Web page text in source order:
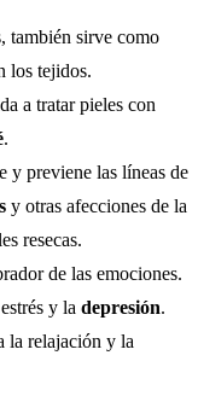
también sirve como
los tejidos.
a tratar pieles con
.
y previene las líneas de
y otras afecciones de la
resecas.
de las emociones.
y la depresión.
la relajación y la